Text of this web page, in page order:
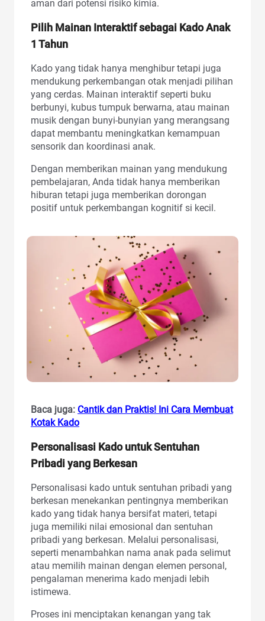
aman dari potensi risiko kimia.
Pilih Mainan Interaktif sebagai Kado Anak
1 Tahun
Kado yang tidak hanya menghibur tetapi juga
mendukung perkembangan otak menjadi pilihan
yang cerdas. Mainan interaktif seperti buku
berbunyi, kubus tumpuk berwarna, atau mainan
musik dengan bunyi-bunyian yang merangsang
dapat membantu meningkatkan kemampuan
sensorik dan koordinasi anak.
Dengan memberikan mainan yang mendukung
pembelajaran, Anda tidak hanya memberikan
hiburan tetapi juga memberikan dorongan
positif untuk perkembangan kognitif si kecil.
Baca juga: Cantik dan Praktis! Ini Cara Membuat
Kotak Kado
Personalisasi Kado untuk Sentuhan
Pribadi yang Berkesan
Personalisasi kado untuk sentuhan pribadi yang
berkesan menekankan pentingnya memberikan
kado yang tidak hanya bersifat materi, tetapi
juga memiliki nilai emosional dan sentuhan
pribadi yang berkesan. Melalui personalisasi,
seperti menambahkan nama anak pada selimut
atau memilih mainan dengan elemen personal,
pengalaman menerima kado menjadi lebih
istimewa.
Proses ini menciptakan kenangan yang tak